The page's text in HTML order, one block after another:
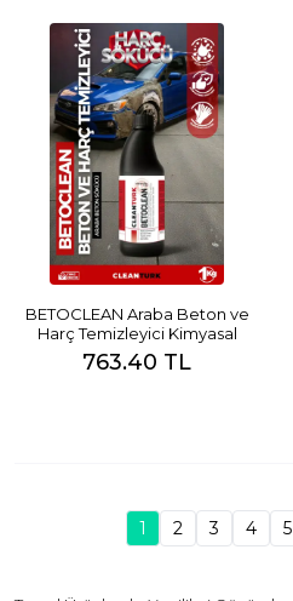
BETOCLEAN Araba Beton ve
Harç Temizleyici Kimyasal
763.40 TL
1 2 3 4 5